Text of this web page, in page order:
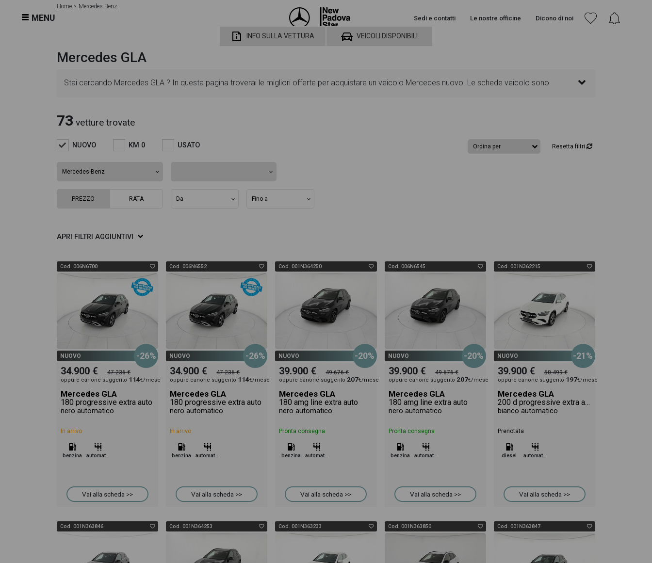
MENU Sedi e contatti Le nostre officine Dicono di noi
Home Mercedes-Benz
INFO SULLA VETTURA VEICOLI DISPONIBILI
Mercedes GLA
Stai cercando Mercedes GLA ? In questa pagina troverai le migliori offerte per acquistare un veicolo Mercedes nuovo. Le schede veicolo sono
listino prezzi, eventuale offerta e rata consigliata per l'acquisto del veicolo.
73 vetture trovate
NUOVO KM 0 USATO Resetta filtri
PREZZO RATA
APRI FILTRI AGGIUNTIVI
Cod. 006N6700
NUOVO -26%
34.900 € 47.236 €
oppure canone suggerito 114€/mese
Mercedes GLA
180 progressive extra auto
nero automatico
In arrivo
benzina automatico
Vai alla scheda >>
Cod. 006N6552
NUOVO -26%
34.900 € 47.236 €
oppure canone suggerito 114€/mese
Mercedes GLA
180 progressive extra auto
nero automatico
In arrivo
benzina automatico
Vai alla scheda >>
Cod. 001N364250
NUOVO -20%
39.900 € 49.676 €
oppure canone suggerito 207€/mese
Mercedes GLA
180 amg line extra auto
nero automatico
Pronta consegna
benzina automatico
Vai alla scheda >>
Cod. 006N6545
NUOVO -20%
39.900 € 49.676 €
oppure canone suggerito 207€/mese
Mercedes GLA
180 amg line extra auto
nero automatico
Pronta consegna
benzina automatico
Vai alla scheda >>
Cod. 001N362215
NUOVO -21%
39.900 € 50.499 €
oppure canone suggerito 197€/mese
Mercedes GLA
200 d progressive extra auto
bianco automatico
Prenotata
diesel automatico
Vai alla scheda >>
Cod. 001N363846 Cod. 001N364253 Cod. 001N363233 Cod. 001N363850 Cod. 001N363847